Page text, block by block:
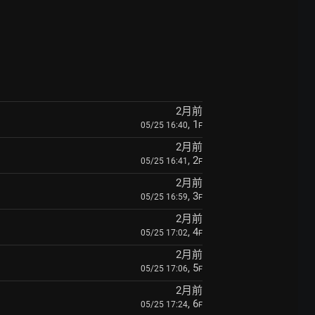
2月前
05/25 16:40, 1 F
2月前
05/25 16:41 , 2F
2月前
05/25 16:59, 3F
2月前
05/25 17:02, 4F
2月前
05/25 17:06, 5F
2月前
05/25 17:24, 6F